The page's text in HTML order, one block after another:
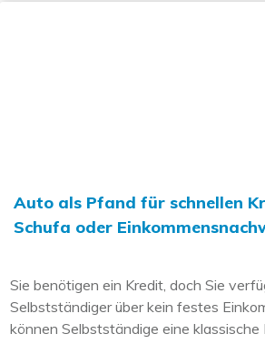
Auto als Pfand für schnellen
Schufa oder
Sie benötigen ein Kredit, doch Sie
Selbstständiger über kein festes
können Selbstständige eine klassische